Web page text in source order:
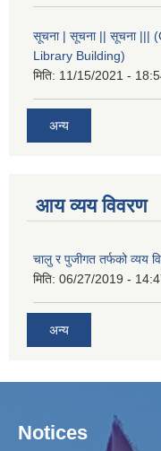
सूचना | सूचना || सूचना |||
Library Building)
मिति: 11/15/2021 -
अन्य
आय व्यय विवरण
चालु र पुजीगत तर्फको व्यय
मिति: 06/27/2019 -
अन्य
Notices